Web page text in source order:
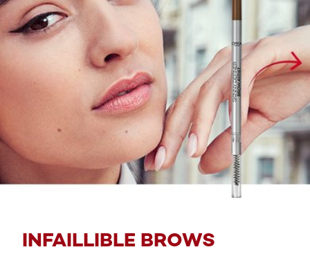
INFAILLIBLE BROWS